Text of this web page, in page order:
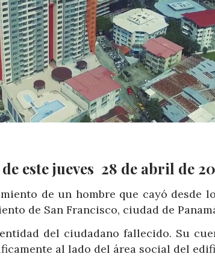
este jueves 28 de abril de
de un hombre que cayó desde
de San Francisco, ciudad de
del ciudadano fallecido. Su
al lado del área social del